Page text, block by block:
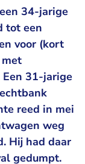
34-jarige
tot een
voor (kort
31-jarige
reed in mei
weg
Hij had daar
gedumpt.